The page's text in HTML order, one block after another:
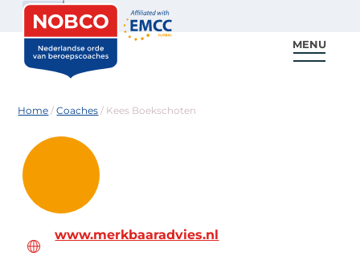
Zoeken
MENU
Home /Coaches / Kees Boekschoten
www.merkbaaradvies.nl